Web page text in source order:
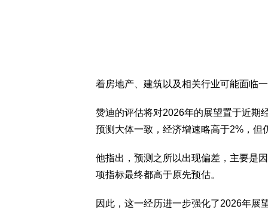
着房地产、建筑以及相关行业可能面临
赞迪的评估将对2026年的展望置于近期
预测大体一致，经济增速略高于2%，但
他指出，预测之所以出现偏差，主要是
项指标最终都高于原先预估。
因此，这一经历进一步强化了2026年展